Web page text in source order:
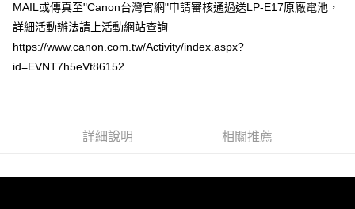
相關說明
【關於「AFTEE先享後付」】
AFTEE先享後付是「在收到商品之後才付款」的支付方式。 讓您購物簡單
便利好安心！
１．簡單：不需註冊會員、不需綁卡、不需儲值。
【「AFTEE先享後付」結帳流程】
１．於結帳方式選擇「AFTEE先享後付」後，將跳轉至「AFTEE先享後付」
每筆NT$60，滿NT$399(含以上)免運費
MAIL或傳真至"Canon台灣官網"申請審核通過送LP-E17原廠電池，
詳細活動辦法請上活動網站查詢
https://www.canon.com.tw/Activity/index.aspx?
id=EVNT7h5eVt86152
詳細說明 相關推薦